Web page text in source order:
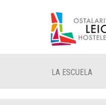
LA ESCUELA